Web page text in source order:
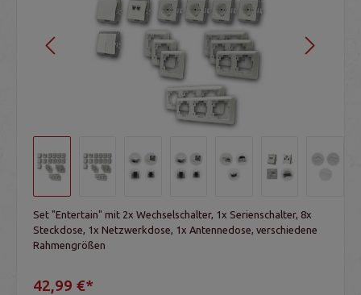
Set "Entertain" mit 2x Wechselschalter, 1x Serienschalter, 8x
Steckdose, 1x Netzwerkdose, 1x Antennedose, verschiedene
Rahmengrößen
42,99 €*